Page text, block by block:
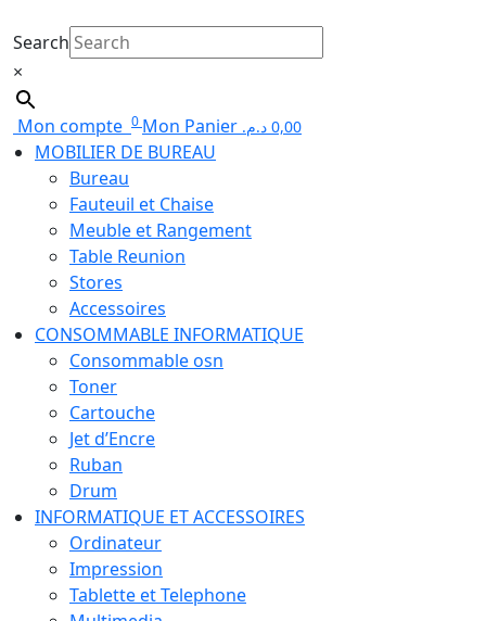
Search
×
Mon compte 0 Mon Panier 0,00 د.م.
MOBILIER DE BUREAU
Bureau
Fauteuil et Chaise
Meuble et Rangement
Table Reunion
Stores
Accessoires
CONSOMMABLE INFORMATIQUE
Consommable osn
Toner
Cartouche
Jet d’Encre
Ruban
Drum
INFORMATIQUE ET ACCESSOIRES
Ordinateur
Impression
Tablette et Telephone